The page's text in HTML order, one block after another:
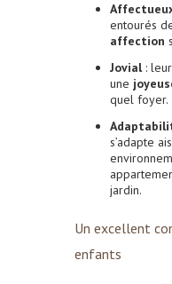
entourés
affection
Jovial:
une
quel foyer.
s’adapte
jardin.
Un excellent
enfants